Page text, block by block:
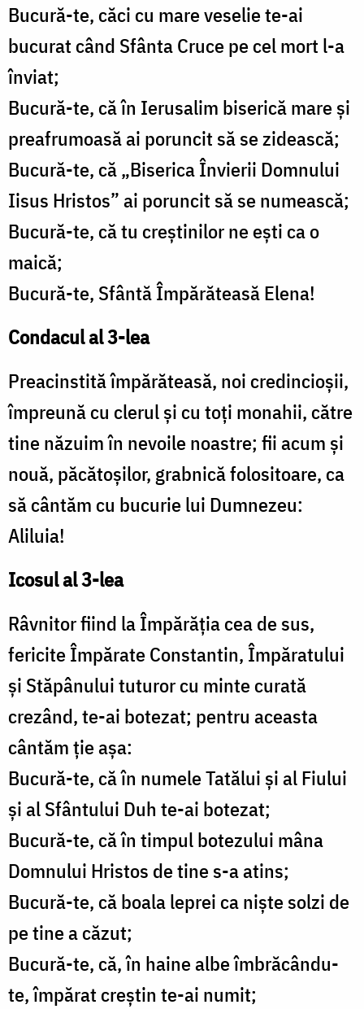
Bucură-te, căci cu mare veselie te-ai
bucurat când Sfânta Cruce pe cel mort l-a
înviat;
Bucură-te, că în Ierusalim biserică mare şi
preafrumoasă ai poruncit să se zidească;
Bucură-te, că „Biserica Învierii Domnului
Iisus Hristos” ai poruncit să se numească;
Bucură-te, că tu creştinilor ne eşti ca o
maică;
Bucură-te, Sfântă Împărăteasă Elena!
Condacul al 3-lea
Preacinstită împărăteasă, noi credincioşii,
împreună cu clerul şi cu toţi monahii, către
tine năzuim în nevoile noastre; fii acum şi
nouă, păcătoşilor, grabnică folositoare, ca
să cântăm cu bucurie lui Dumnezeu:
Aliluia!
Icosul al 3-lea
Râvnitor fiind la Împărăţia cea de sus,
fericite Împărate Constantin, Împăratului
şi Stăpânului tuturor cu minte curată
crezând, te-ai botezat; pentru aceasta
cântăm ţie aşa:
Bucură-te, că în numele Tatălui şi al Fiului
şi al Sfântului Duh te-ai botezat;
Bucură-te, că în timpul botezului mâna
Domnului Hristos de tine s-a atins;
Bucură-te, că boala leprei ca nişte solzi de
pe tine a căzut;
Bucură-te, că, în haine albe îmbrăcându-
te, împărat creştin te-ai numit;